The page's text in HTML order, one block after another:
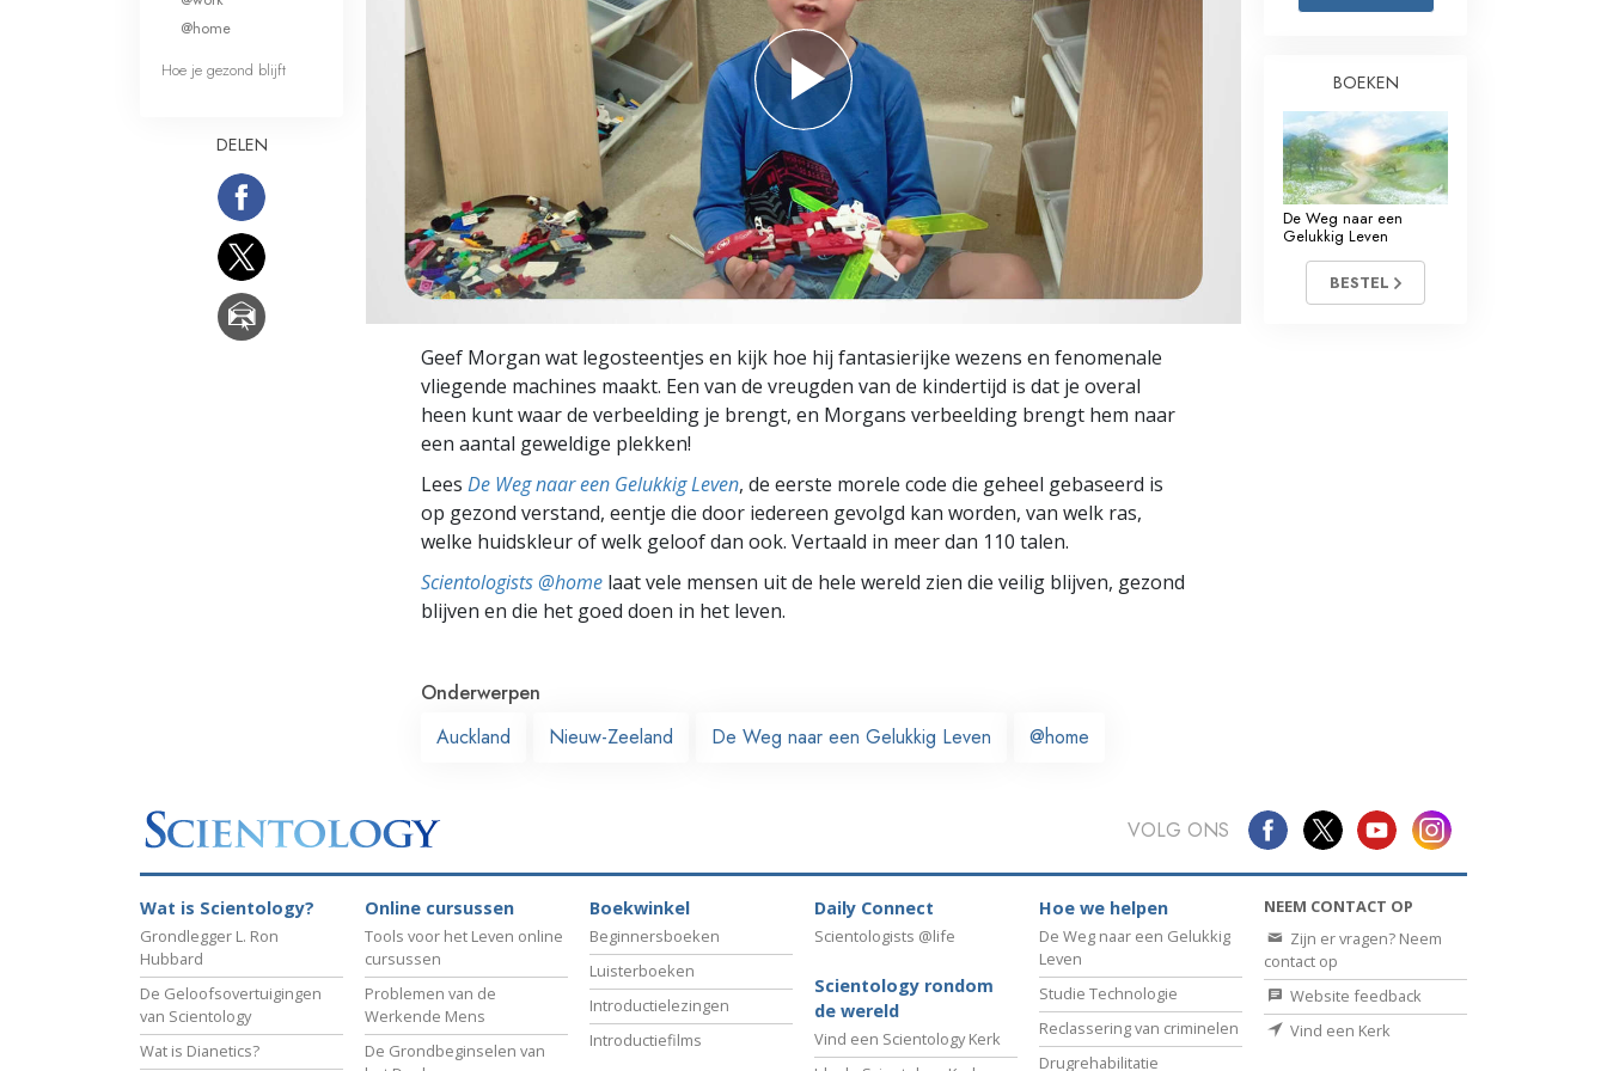
Wat is Grootheid?
Hulpmiddelen bij het Dagelijks Werk
Ethiek en de Condities
De Oorzaak van Onderdrukking
Feitenonderzoek
De Grondbeginselen van Organiseren
Geef Morgan wat legosteentjes en kijk hoe hij fantasierijke wezens en fenomenale
vliegende machines maakt. Een van de vreugden van de kindertijd is dat je overal
heen kunt waar de verbeelding je brengt, en Morgans verbeelding brengt hem naar
een aantal geweldige plekken!
Lees De Weg naar een Gelukkig Leven, de eerste morele code die geheel gebaseerd is
op gezond verstand, eentje die door iedereen gevolgd kan worden, van welk ras,
welke huidskleur of welk geloof dan ook. Vertaald in meer dan 110 talen.
Scientologists @home laat vele mensen uit de hele wereld zien die veilig blijven, gezond
blijven en die het goed doen in het leven.
Onderwerpen
Auckland
Nieuw-Zeeland De Weg naar een Gelukkig Leven @home
@home
Hoe je gezond blijft
DELEN
BOEKEN
De Weg naar een
Gelukkig Leven
BESTEL
VOLG ONS
Wat is Scientology?
Grondlegger L. Ron
Hubbard
De Geloofsovertuigingen
van Scientology
Wat is Dianetics?
Online cursussen
Tools voor het Leven online
cursussen
Problemen van de
Werkende Mens
De Grondbeginselen van
Boekwinkel
Beginnersboeken
Luisterboeken
Introductielezingen
Introductiefilms
Daily Connect
Scientologists @life
Scientology rondom
de wereld
Vind een Scientology Kerk
Hoe we helpen
De Weg naar een Gelukkig
Leven
Studie Technologie
Reclassering van criminelen
Drugrehabilitatie
NEEM CONTACT OP
Zijn er vragen? Neem
contact op
Website feedback
Vind een Kerk